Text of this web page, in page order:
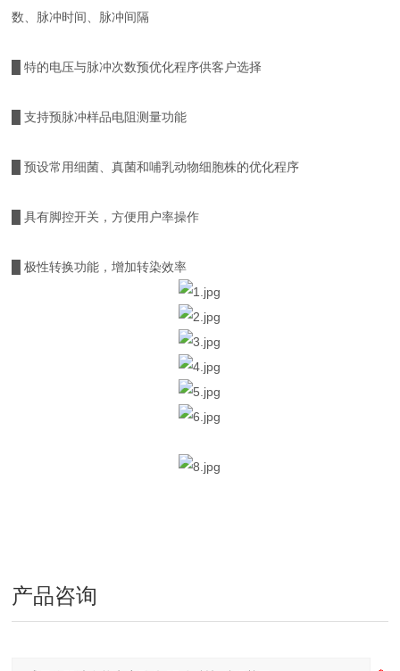
数、脉冲时间、脉冲间隔
█ 特的电压与脉冲次数预优化程序供客户选择
█ 支持预脉冲样品电阻测量功能
█ 预设常用细菌、真菌和哺乳动物细胞株的优化程序
█ 具有脚控开关，方便用户率操作
█ 极性转换功能，增加转染效率
产品咨询